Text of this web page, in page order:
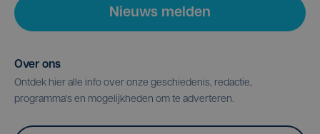
Nieuws melden
Over ons
Ontdek hier alle info over onze geschiedenis, redactie,
programma's en mogelijkheden om te adverteren.